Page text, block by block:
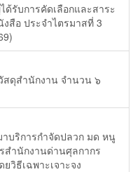
รับการคัดเลือกและสาระ
สือ ประจำไตรมาสที่ 3
สดุสำนักงาน จำนวน ๖
บริการกำจัดปลวก มด หนู
สำนักงานด่านศุลกากร
วิธีเฉพาะเจาะจง